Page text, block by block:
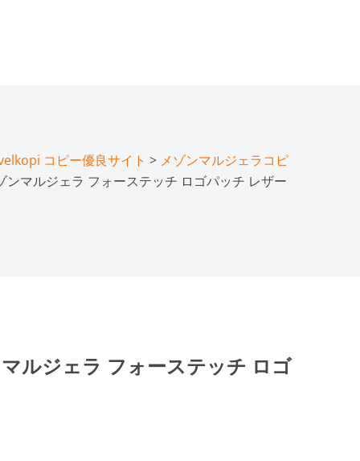
コピー優良サイト > メゾンマルジェラコピ
マルジェラ フォーステッチ ロゴパッチ レザー
ルジェラ フォーステッチ ロゴ